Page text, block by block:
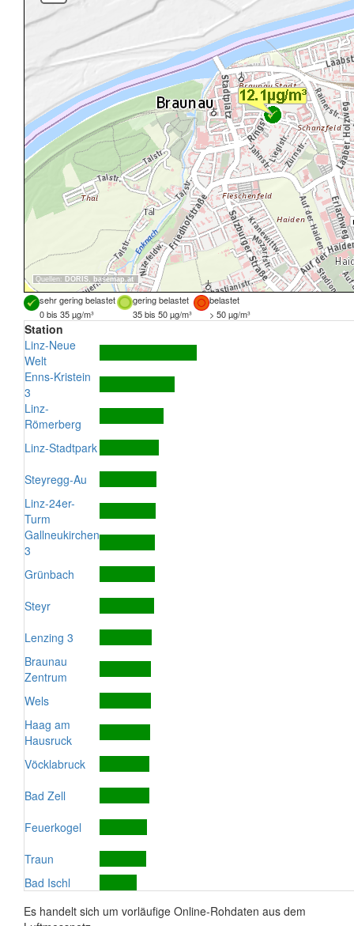
Quellen: DORIS, basemap.at
sehr gering belastet gering belastet
belastet
0 bis 35 µg/m³
35 bis 50 µg/m³ > 50 µg/m³
Station
Linz-Neue
Welt
Enns-Kristein
3
Linz-
Römerberg
Linz-Stadtpark
Steyregg-Au
Linz-24er-
Turm
Gallneukirchen
3
Grünbach
Steyr
Lenzing 3
Braunau
Zentrum
Wels
Haag am
Hausruck
Vöcklabruck
Bad Zell
Feuerkogel
Traun
Bad Ischl
Es handelt sich um vorläufige Online-Rohdaten aus dem